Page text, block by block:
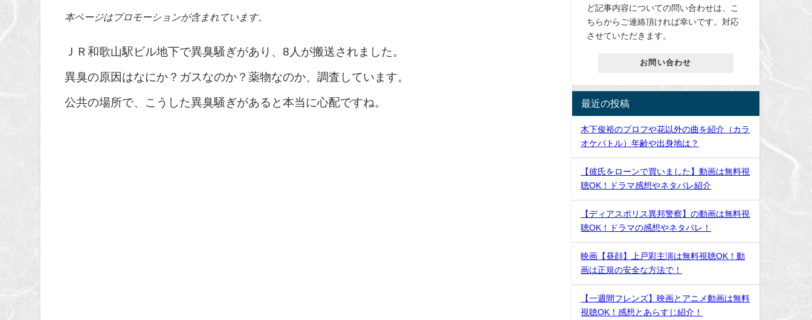
本ページはプロモーションが含まれています。
ＪＲ和歌山駅ビル地下で異臭騒ぎがあり、8人が搬送されました。
異臭の原因はなにか？ガスなのか？薬物なのか、調査しています。
公共の場所で、こうした異臭騒ぎがあると本当に心配ですね。
ど記事内容についての問い合わせは、こ
ちらからご連絡頂ければ幸いです。対応
させていただきます。
お問い合わせ
最近の投稿
木下俊裕のプロフや花以外の曲を紹介（カラ
オケバトル）年齢や出身地は？
【彼氏をローンで買いました】動画は無料視
聴OK！ドラマ感想やネタバレ紹介
【ディアスポリス異邦警察】の動画は無料視
聴OK！ドラマの感想やネタバレ！
映画【昼顔】上戸彩主演は無料視聴OK！動
画は正規の安全な方法で！
【一週間フレンズ】映画とアニメ動画は無料
視聴OK！感想とあらすじ紹介！